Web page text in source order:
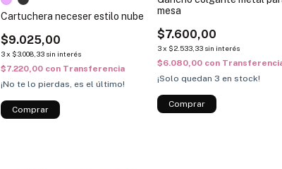
Cartuchera neceser estilo nube
$9.025,00
3x $3.008,33 sin interés
$7.220,00 con Transferencia
¡No te lo pierdas, es el último!
Comprar
mesa
$7.600,00
3x $2.533,33 sin interés
$6.080,00 con
¡Solo quedan 3 en stock!